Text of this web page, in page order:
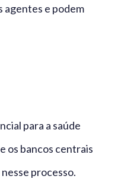
agentes e podem
para a saúde
os bancos centrais
processo.